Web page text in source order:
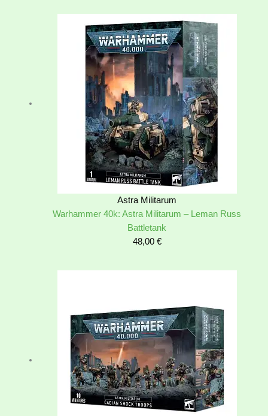
Astra Militarum
Warhammer 40k: Astra Militarum – Leman Russ
Battletank
48,00 €